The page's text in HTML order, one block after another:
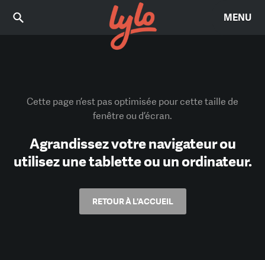
MENU
Cette page n’est pas optimisée pour cette taille de
fenêtre ou d’écran.
Agrandissez votre navigateur ou
utilisez une tablette ou un ordinateur.
RETOUR À L'ACCUEIL